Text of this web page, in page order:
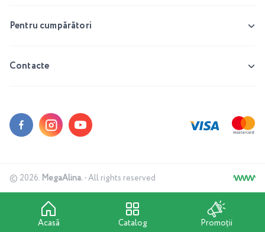
Pentru cumpărători
Contacte
© 2026. MegaAlina.- All rights reserved
Acasă Catalog Promoții